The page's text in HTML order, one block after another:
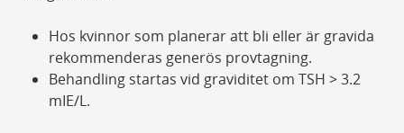
Hos kvinnor som planerar att bli eller är gravida
rekommenderas generös provtagning.
Behandling startas vid graviditet om TSH > 3.2
mIE/L.